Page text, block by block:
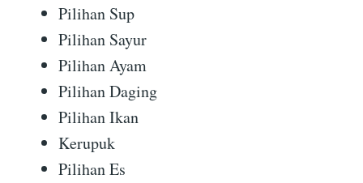
Pilihan Sup
Pilihan Sayur
Pilihan Ayam
Pilihan Daging
Pilihan Ikan
Kerupuk
Pilihan Es